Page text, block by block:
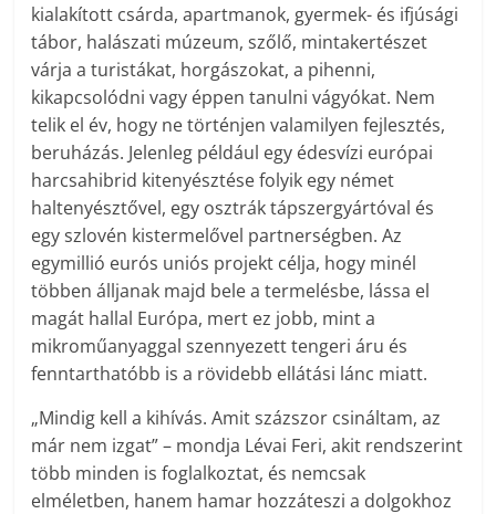
kialakított csárda, apartmanok, gyermek- és ifjúsági
tábor, halászati múzeum, szőlő, mintakertészet
várja a turistákat, horgászokat, a pihenni,
kikapcsolódni vagy éppen tanulni vágyókat. Nem
telik el év, hogy ne történjen valamilyen fejlesztés,
beruházás. Jelenleg például egy édesvízi európai
harcsahibrid kitenyésztése folyik egy német
haltenyésztővel, egy osztrák tápszergyártóval és
egy szlovén kistermelővel partnerségben. Az
egymillió eurós uniós projekt célja, hogy minél
többen álljanak majd bele a termelésbe, lássa el
magát hallal Európa, mert ez jobb, mint a
mikroműanyaggal szennyezett tengeri áru és
fenntarthatóbb is a rövidebb ellátási lánc miatt.
„Mindig kell a kihívás. Amit százszor csináltam, az
már nem izgat” – mondja Lévai Feri, akit rendszerint
több minden is foglalkoztat, és nemcsak
elméletben, hanem hamar hozzáteszi a dolgokhoz